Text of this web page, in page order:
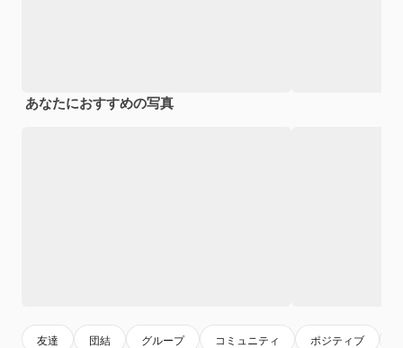
あなたにおすすめの写真
友達 団結 グループ コミュニティ ポジティブ